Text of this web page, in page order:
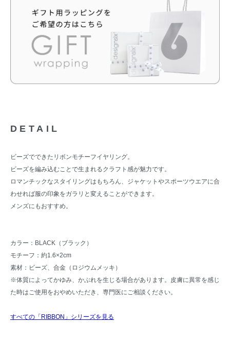
DETAIL
ビーズでできたリボンモチーフイヤリング。
ビーズを編み込むことで生まれるクラフト感が魅力です。
ロマンチックなスタイリングはもちろん、ジャケットやスポーツウエアに合
わせれば服の印象をガラリと変えることができます。
メンズにもおすすめ。
カラー：BLACK（ブラック）
モチーフ：約1.6×2cm
素材：ビーズ、合金（ロジウムメッキ）
※体質によってかゆみ、かぶれを生じる場合があります。皮膚に異常を感じ
た時はご使用をおやめいただき、専門医にご相談ください。
すべての「RIBBON」シリーズを見る